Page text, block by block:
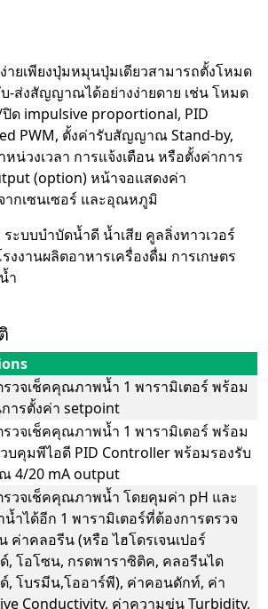
ายเพียงปุ่มหมุนปุ่มเดียวสามารถตั้งโหมด
-ส่งสัญญาณได้อย่างง่ายดาย เช่น โหมด
ด impulsive proportional, PID
PWM, ตั้งค่ารับสัญญาณ Stand-by,
น่วงเวลา การแจ้งเตือน หรือตั้งค่าการ
(option) หน้าจอแสดงค่า
ากเซนเซอร์ และอุณหภูมิ
ระบบบำบัดน้ำดี น้ำเสีย คูลลิ่งทาวเวอร์
งงานผลิตอาหารเครื่องดื่ม การเกษตร
ำ
รวจเช็คคุณภาพน้ำ 1 พารามิเตอร์ พร้อม
ารตั้งค่า setpoint
รวจเช็คคุณภาพน้ำ 1 พารามิเตอร์ พร้อม
บคุมพีไอดี PID Controller พร้อมรองรับ
4/20 mA output
รวจเช็คคุณภาพน้ำ โดยคุมค่า pH และ
น้ำได้อีก 1 พารามิเตอร์ที่ต้องการตรวจ
ค่าคลอรีน (หรือ ไฮโดรเจนเปอร์
, โอโซน, กรดพาราซิติค, คลอรีนได
, โบรมีน,โออาร์พี), ค่าคอนดักท์, ค่า
Conductivity, ค่าความขุ่น Turbidity,